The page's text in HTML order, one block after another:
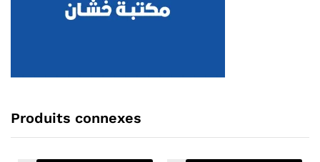
Produits connexes